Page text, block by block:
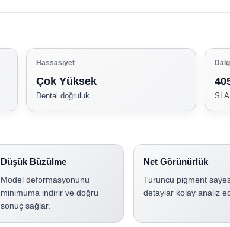
Hassasiyet
Çok Yüksek
Dental doğruluk
Düşük Büzülme
Model deformasyonunu
minimuma indirir ve doğru
sonuç sağlar.
Net Görünürlük
Turuncu pigment
detaylar kolay analiz